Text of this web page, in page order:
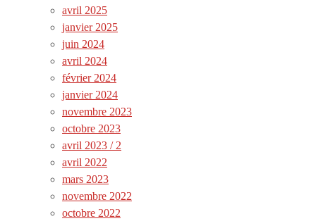
avril 2025
janvier 2025
juin 2024
avril 2024
février 2024
janvier 2024
novembre 2023
octobre 2023
avril 2023 / 2
avril 2022
mars 2023
novembre 2022
octobre 2022